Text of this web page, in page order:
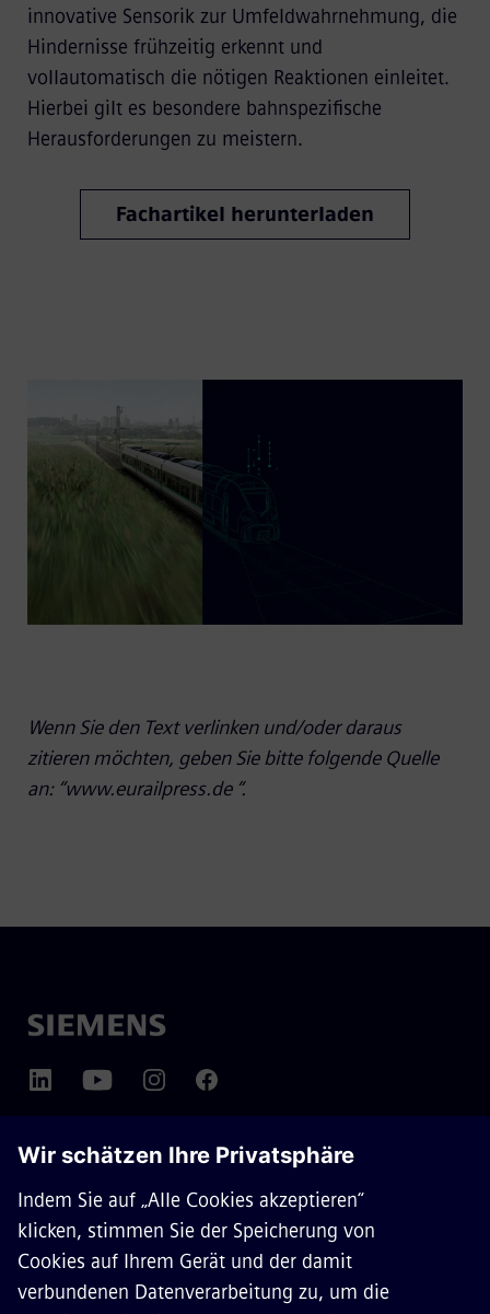
innovative Sensorik zur Umfeldwahrnehmung, die
Hindernisse frühzeitig erkennt und
vollautomatisch die nötigen Reaktionen einleitet.
Hierbei gilt es besondere bahnspezifische
Herausforderungen zu meistern.
Fachartikel herunterladen
Wenn Sie den Text verlinken und/oder daraus
zitieren möchten, geben Sie bitte folgende Quelle
an: “www.eurailpress.de “.
ÜBER SIEMENS MOBILITY
KONTAKT